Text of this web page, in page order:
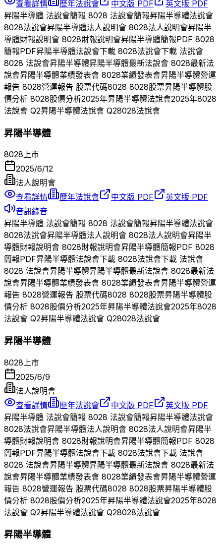
查看詳情 歷年法說會 中文版 PDF
英文版 PDF
昇陽半導體 法說會簡報 8028 法說會簡報昇陽半導體法說會
8028法說會昇陽半導體法人說明會 8028法人說明會昇陽半
導體財報說明會 8028財報說明會昇陽半導體簡報PDF 8028
簡報PDF昇陽半導體法說會下載 8028法說會下載 法說會
8028 法說會昇陽半導體昇陽半導體最新法說會 8028最新法
說會昇陽半導體業績發表會 8028業績發表會昇陽半導體營運
報告 8028營運報告 股票代碼8028 8028股票昇陽半導體股
價分析 8028股價分析2025年昇陽半導體法說會2025年8028
法說會 Q2昇陽半導體法說會 Q28028法說會
昇陽半導體
8028上市
2025/6/12
法人說明會
查看詳情
歷年法說會 中文版 PDF
英文版 PDF
音訊錄音
昇陽半導體 法說會簡報 8028 法說會簡報昇陽半導體法說會
8028法說會昇陽半導體法人說明會 8028法人說明會昇陽半
導體財報說明會 8028財報說明會昇陽半導體簡報PDF 8028
簡報PDF昇陽半導體法說會下載 8028法說會下載 法說會
8028 法說會昇陽半導體昇陽半導體最新法說會 8028最新法
說會昇陽半導體業績發表會 8028業績發表會昇陽半導體營運
報告 8028營運報告 股票代碼8028 8028股票昇陽半導體股
價分析 8028股價分析2025年昇陽半導體法說會2025年8028
法說會 Q2昇陽半導體法說會 Q28028法說會
昇陽半導體
8028 上市
2025/6/9
法人說明會
查看詳情
歷年法說會 中文版 PDF
英文版 PDF
昇陽半導體 法說會簡報 8028 法說會簡報昇陽半導體法說會
8028法說會昇陽半導體法人說明會 8028法人說明會昇陽半
導體財報說明會 8028財報說明會昇陽半導體簡報PDF 8028
簡報PDF昇陽半導體法說會下載 8028法說會下載 法說會
8028 法說會昇陽半導體昇陽半導體最新法說會 8028最新法
說會昇陽半導體業績發表會 8028業績發表會昇陽半導體營運
報告 8028營運報告 股票代碼8028 8028股票昇陽半導體股
價分析 8028股價分析2025年昇陽半導體法說會2025年8028
法說會 Q2昇陽半導體法說會 Q28028法說會
昇陽半導體